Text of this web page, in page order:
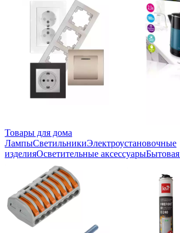
Товары для дома
ЛампыСветильникиЭлектроустановочные
изделияОсветительные аксессуары